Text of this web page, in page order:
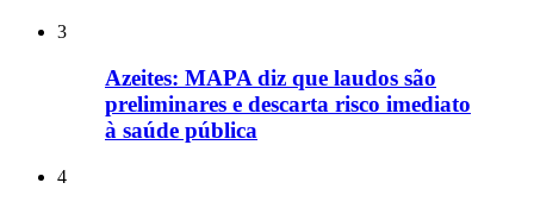
3
Azeites: MAPA diz que laudos são
preliminares e descarta risco imediato
à saúde pública
4